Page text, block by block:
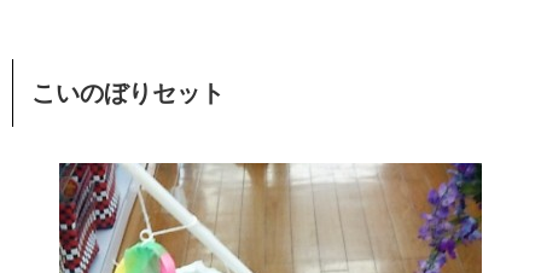
こいのぼりセット